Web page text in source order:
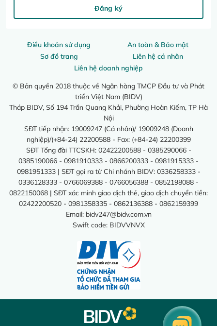
Điều khoản sử dụng
An toàn & Bảo mật
Sơ đồ trang
Liên hệ cá nhân
Liên hệ doanh nghiệp
© Bản quyền 2018 thuộc về Ngân hàng TMCP Đầu tư và Phát
triển Việt Nam (BIDV)
Tháp BIDV, Số 194 Trần Quang Khải, Phường Hoàn Kiếm, TP Hà
Nội
SĐT tiếp nhận: 19009247 (Cá nhân)/ 19009248 (Doanh
nghiệp)/(+84-24) 22200588 - Fax: (+84-24) 22200399
SĐT Tổng đài TTCSKH: 02422200588 - 0385290066 -
0385190066 - 0981910333 - 0866200333 - 0981915333 -
0981951333 | SĐT gọi ra từ Chi nhánh BIDV: 0336258333 -
0336128333 - 0766069388 - 0766056388 - 0852198088 -
0822150068 | SĐT xác minh giao dịch thẻ, giao dịch chuyển tiền:
02422200520 - 0981358335 - 0862136388 - 0862159399
Email: bidv247@bidv.com.vn
Swift code: BIDVVNVX
Đăng ký